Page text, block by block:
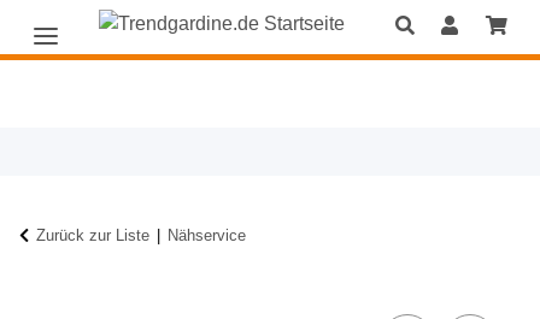
Zurück zur Liste Nähservice